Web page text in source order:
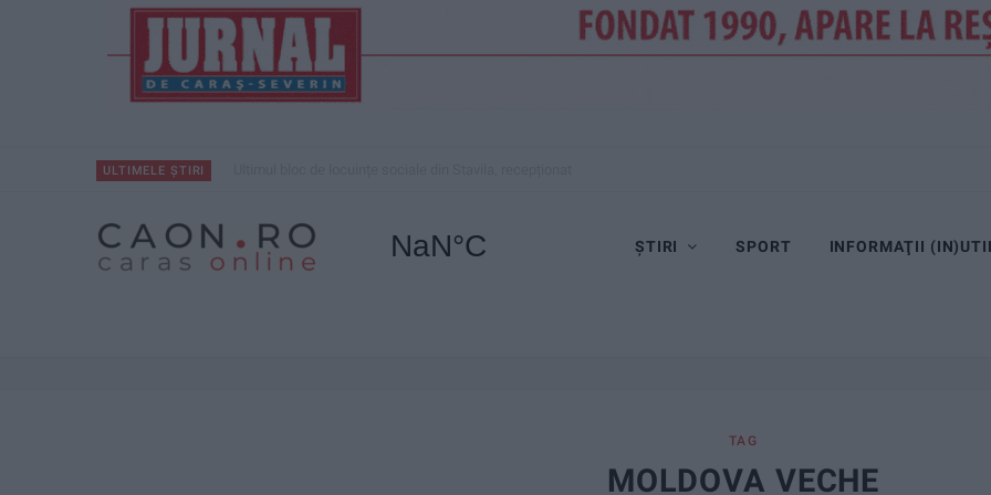
ULTIMELE ȘTIRI
ȘTIRI SPORT INFORMAŢII
TAG
MOLDOVA VECHE